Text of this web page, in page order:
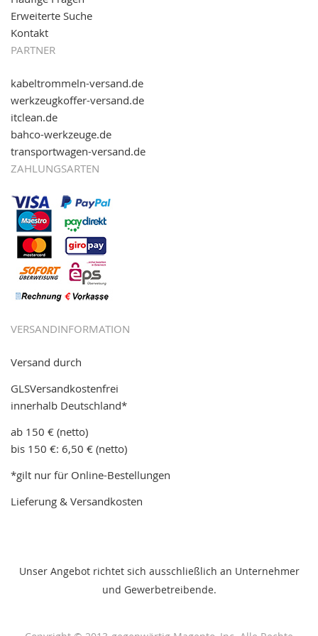
Erweiterte Suche
Kontakt
PARTNER
kabeltrommeln-versand.de
werkzeugkoffer-versand.de
itclean.de
bahco-werkzeuge.de
transportwagen-versand.de
ZAHLUNGSARTEN
VERSANDINFORMATION
Versand durch
GLSVersandkostenfrei
innerhalb Deutschland*
ab 150 € (netto)
bis 150 €: 6,50 € (netto)
*gilt nur für Online-Bestellungen
Lieferung & Versandkosten
Unser Angebot richtet sich ausschließlich an Unternehmer
und Gewerbetreibende.